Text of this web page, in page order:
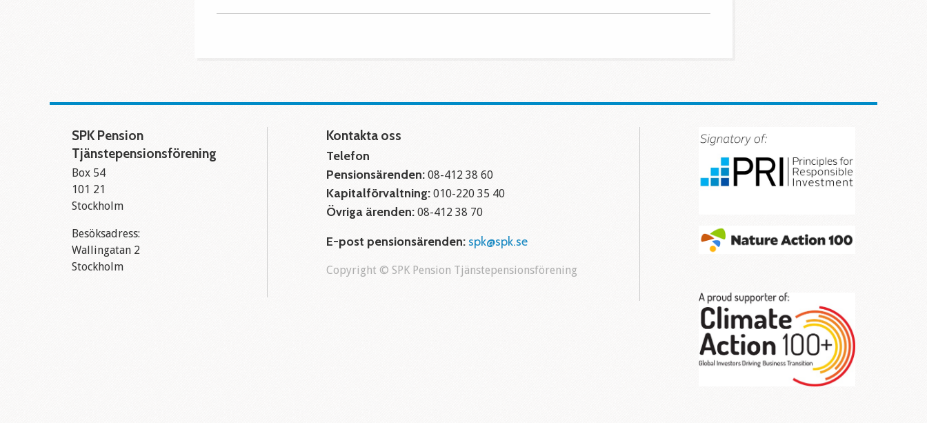
SPK Pension
Tjänstepensionsförening
Box 54
101 21
Stockholm
Besöksadress:
Wallingatan 2
Stockholm
Kontakta oss
Telefon
Pensionsärenden: 08-412 38 60
Kapitalförvaltning: 010-220 35 40
Övriga ärenden: 08-412 38 70
E-post pensionsärenden:spk@spk.se
Copyright © SPK Pension Tjänstepensionsförening